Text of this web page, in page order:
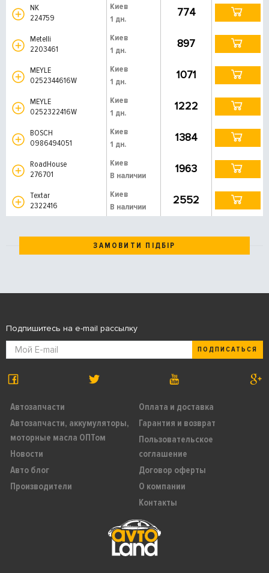
NK
224759
Киев
1 дн.
774
Metelli
2203461
Киев
1 дн.
897
MEYLE
0252344616W
Киев
1 дн.
1071
MEYLE
0252322416W
Киев
1 дн.
1222
BOSCH
0986494051
Киев
1 дн.
1384
RoadHouse
276701
Киев
В наличии
1963
Textar
2322416
Киев
В наличии
2552
ЗАМОВИТИ ПІДБІР
Автозапчасти
Автозапчасти, аккумуляторы,
моторные масла ОПТом
Новости
Авто блог
Производители
Оплата и доставка
Гарантия и возврат
Пользовательское
соглашение
Договор оферты
О компании
Контакты
Подпишитесь на e-mail рассылку
ПОДПИСАТЬСЯ